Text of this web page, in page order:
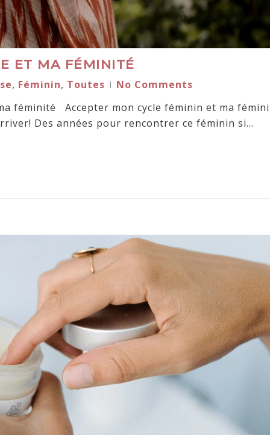
ET MA FÉMINITÉ
, Féminin, Toutes
No Comments
féminité Accepter mon cycle féminin et ma
Des années pour rencontrer ce féminin si…